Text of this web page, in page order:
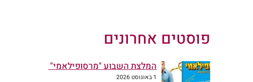
פוסטים אחרונים
המלצת השבוע "מרסופילאמי"
1 באוגוסט 2026